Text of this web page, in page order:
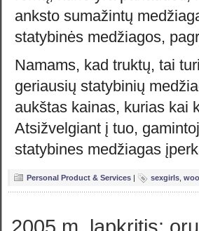
anksto sumažintų
statybinės medžiagos,
Namams, kad truktų, tai
geriausių statybinių
aukštas kainas, kurias kai
Atsižvelgiant į tuo,
statybines medžiagas
Personal Product & Services | sexgirls